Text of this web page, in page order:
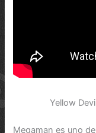
Yellow
Megaman es uno